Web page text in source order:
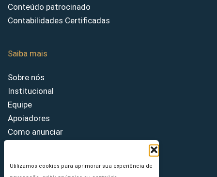
Utilizamos cookies para aprimorar sua experiência de
Conteúdo patrocinado
Contabilidades Certificadas
Saiba mais
Sobre nós
Institucional
Equipe
Apoiadores
Como anunciar